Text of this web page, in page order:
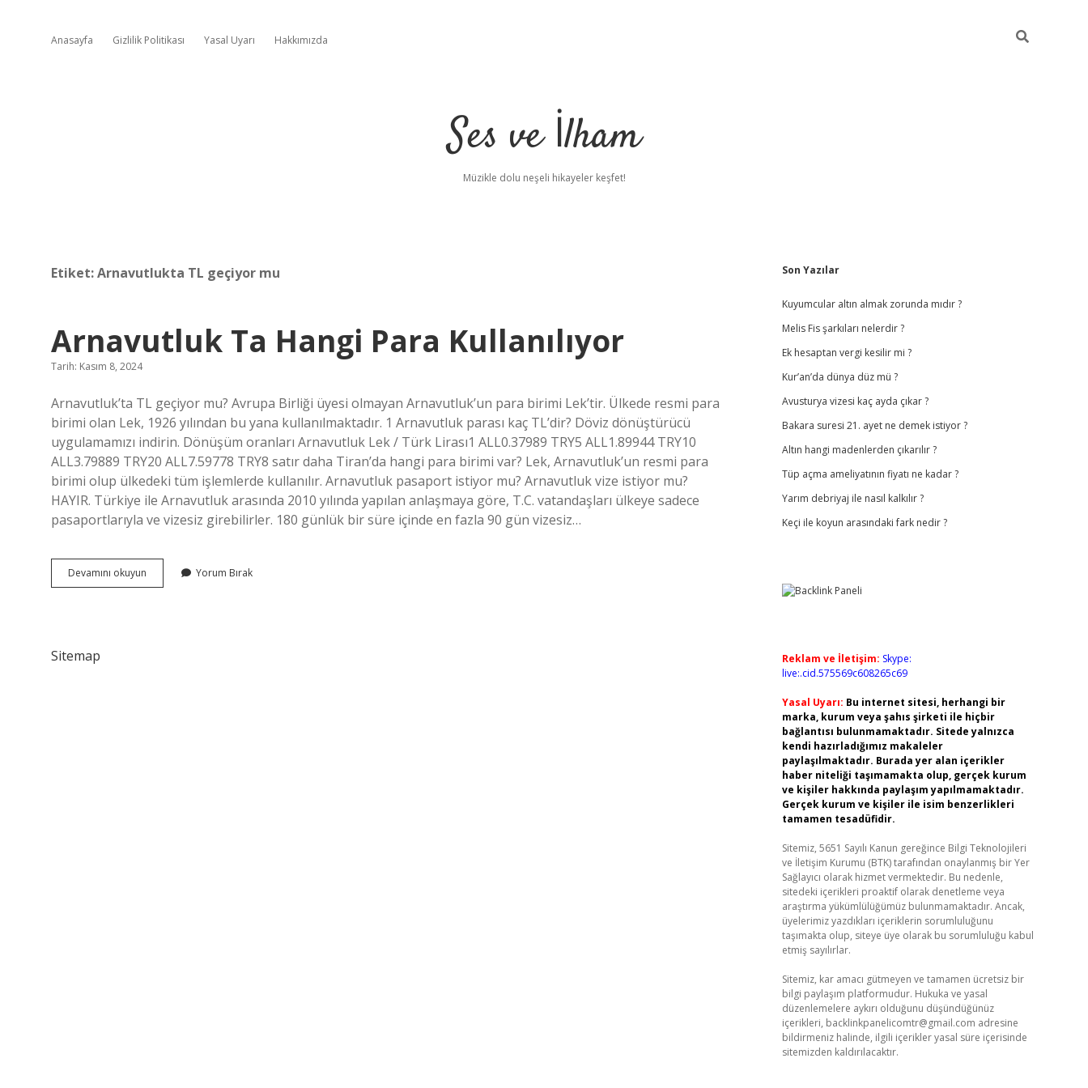
Anasayfa Gizlilik Politikası Yasal Uyarı Hakkımızda
Ses ve İlham
Müzikle dolu neşeli hikayeler keşfet!
Etiket:Arnavutlukta TL geçiyor mu
Arnavutluk Ta Hangi Para Kullanılıyor
Tarih: Kasım 8, 2024
Arnavutluk’ta TL geçiyor mu? Avrupa Birliği üyesi olmayan Arnavutluk’un para birimi Lek’tir. Ülkede resmi para
birimi olan Lek, 1926 yılından bu yana kullanılmaktadır. 1 Arnavutluk parası kaç TL’dir? Döviz dönüştürücü
uygulamamızı indirin. Dönüşüm oranları Arnavutluk Lek / Türk Lirası1 ALL0.37989 TRY5 ALL1.89944 TRY10
ALL3.79889 TRY20 ALL7.59778 TRY8 satır daha Tiran’da hangi para birimi var? Lek, Arnavutluk’un resmi para
birimi olup ülkedeki tüm işlemlerde kullanılır. Arnavutluk pasaport istiyor mu? Arnavutluk vize istiyor mu?
HAYIR. Türkiye ile Arnavutluk arasında 2010 yılında yapılan anlaşmaya göre, T.C. vatandaşları ülkeye sadece
pasaportlarıyla ve vizesiz girebilirler. 180 günlük bir süre içinde en fazla 90 gün vizesiz…
Devamını okuyun Arnavutluk
Ta
Yorum Bırak
Sitemap
Sidebar
Son Yazılar
Kuyumcular altın almak zorunda mıdır ?
Melis Fis şarkıları nelerdir ?
Ek hesaptan vergi kesilir mi ?
Kur’an’da dünya düz mü ?
Avusturya vizesi kaç ayda çıkar ?
Bakara suresi 21. ayet ne demek istiyor ?
Altın hangi madenlerden çıkarılır ?
Tüp açma ameliyatının fiyatı ne kadar ?
Yarım debriyaj ile nasıl kalkılır ?
Keçi ile koyun arasındaki fark nedir ?
Reklam ve İletişim: Skype:
live:.cid.575569c608265c69
Yasal Uyarı: Bu internet sitesi, herhangi bir
marka, kurum veya şahıs şirketi ile hiçbir
bağlantısı bulunmamaktadır. Sitede yalnızca
kendi hazırladığımız makaleler
paylaşılmaktadır. Burada yer alan içerikler
haber niteliği taşımamakta olup, gerçek kurum
ve kişiler hakkında paylaşım yapılmamaktadır.
Gerçek kurum ve kişiler ile isim benzerlikleri
tamamen tesadüfidir.
Sitemiz, 5651 Sayılı Kanun gereğince Bilgi Teknolojileri
ve İletişim Kurumu (BTK) tarafından onaylanmış bir Yer
Sağlayıcı olarak hizmet vermektedir. Bu nedenle,
sitedeki içerikleri proaktif olarak denetleme veya
araştırma yükümlülüğümüz bulunmamaktadır. Ancak,
üyelerimiz yazdıkları içeriklerin sorumluluğunu
taşımakta olup, siteye üye olarak bu sorumluluğu kabul
etmiş sayılırlar.
Sitemiz, kar amacı gütmeyen ve tamamen ücretsiz bir
bilgi paylaşım platformudur. Hukuka ve yasal
düzenlemelere aykırı olduğunu düşündüğünüz
içerikleri, backlinkpanelicomtr@gmail.com adresine
bildirmeniz halinde, ilgili içerikler yasal süre içerisinde
sitemizden kaldırılacaktır.